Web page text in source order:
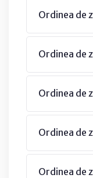
Ordinea de
Ordinea de
Ordinea de
Ordinea de
Ordinea de